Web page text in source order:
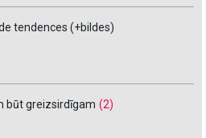
tendences (+bildes)
būt greizsirdīgam (2)